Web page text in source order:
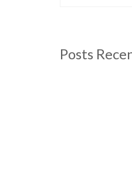
Posts